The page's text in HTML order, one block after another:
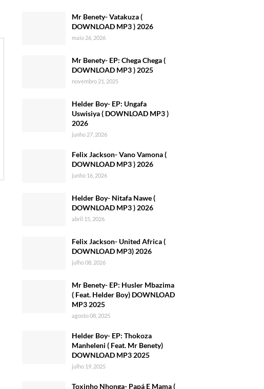
Mr Benety- Vatakuza (
DOWNLOAD MP3 ) 2026
maio 26, 2026
Mr Benety- EP: Chega Chega (
DOWNLOAD MP3 ) 2025
novembro 21, 2025
Helder Boy- EP: Ungafa
Uswisiya ( DOWNLOAD MP3 )
2026
junho 27, 2026
Felix Jackson- Vano Vamona (
DOWNLOAD MP3 ) 2026
junho 16, 2026
Helder Boy- Nitafa Nawe (
DOWNLOAD MP3 ) 2026
abril 15, 2026
Felix Jackson- United Africa (
DOWNLOAD MP3) 2026
julho 08, 2026
Mr Benety- EP: Husler Mbazima
( Feat. Helder Boy) DOWNLOAD
MP3 2025
agosto 08, 2025
Helder Boy- EP: Thokoza
Manheleni ( Feat. Mr Benety)
DOWNLOAD MP3 2025
julho 19, 2025
Toxinho Nhonga- Papá E Mama (